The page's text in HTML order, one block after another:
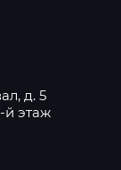
д. 5
й этаж